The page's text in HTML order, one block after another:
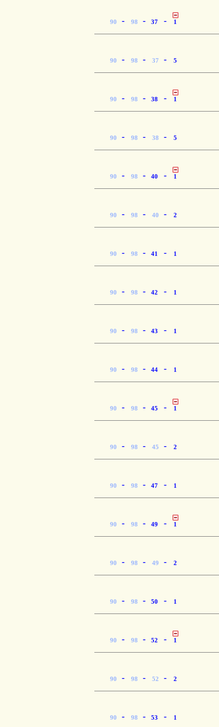
90 - 98 - 37 - 1
90 - 98 - 37 - 5
90 - 98 - 38 - 1
90 - 98 - 38 - 5
90 - 98 - 40 - 1
90 - 98 - 40 - 2
90 - 98 - 41 - 1
90 - 98 - 42 - 1
90 - 98 - 43 - 1
90 - 98 - 44 - 1
90 - 98 - 45 - 1
90 - 98 - 45 - 2
90 - 98 - 47 - 1
90 - 98 - 49 - 1
90 - 98 - 49 - 2
90 - 98 - 50 - 1
90 - 98 - 52 - 1
90 - 98 - 52 - 2
90 - 98 - 53 - 1